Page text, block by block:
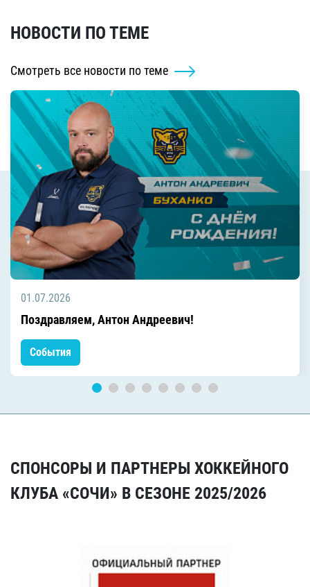
НОВОСТИ ПО ТЕМЕ
Смотреть все новости по теме
01.07.2026
Поздравляем, Антон Андреевич!
События
СПОНСОРЫ И ПАРТНЕРЫ ХОККЕЙНОГО
КЛУБА «СОЧИ» В СЕЗОНЕ 2025/2026